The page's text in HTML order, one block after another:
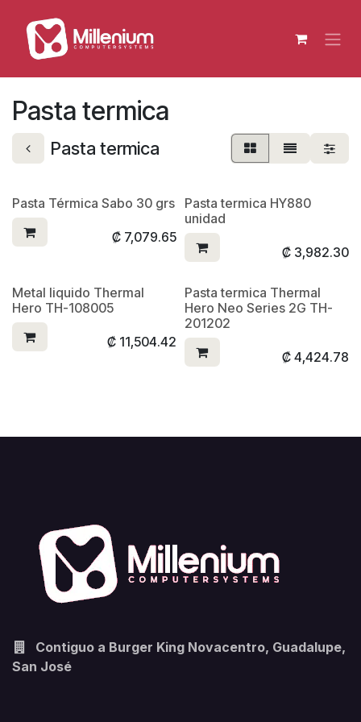
Pasta termica
Pasta termica
Pasta Térmica Sabo 30 grs
₡ 7,079.65
Pasta termica HY880
unidad
₡ 3,982.30
Metal liquido Thermal
Hero TH-108005
₡ 11,504.42
Pasta termica Thermal
Hero Neo Series 2G TH-
201202
₡ 4,424.78
Contiguo a Burger King Novacentro, Guadalupe,
San José